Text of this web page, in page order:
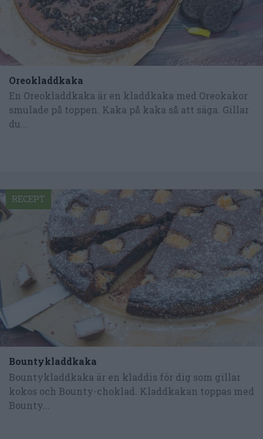
Oreokladdkaka
En Oreokladdkaka är en kladdkaka med Oreokakor
smulade på toppen. Kaka på kaka så att säga. Gillar
du...
Bountykladdkaka
Bountykladdkaka är en kladdis för dig som gillar
kokos och Bounty-choklad. Kladdkakan toppas med
Bounty...
RECEPT